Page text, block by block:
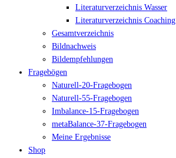
Literaturverzeichnis Wasser
Literaturverzeichnis Coaching
Gesamtverzeichnis
Bildnachweis
Bildempfehlungen
Fragebögen
Naturell-20-Fragebogen
Naturell-55-Fragebogen
Imbalance-15-Fragebogen
metaBalance-37-Fragebogen
Meine Ergebnisse
Shop